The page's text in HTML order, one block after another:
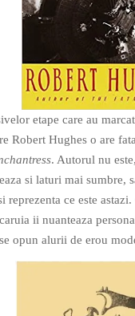
etape care au
Robert Hughes o are
. Autorul nu
si laturi mai sumbre,
reprezenta ce este
ii nuanteaza
opun alurii de erou